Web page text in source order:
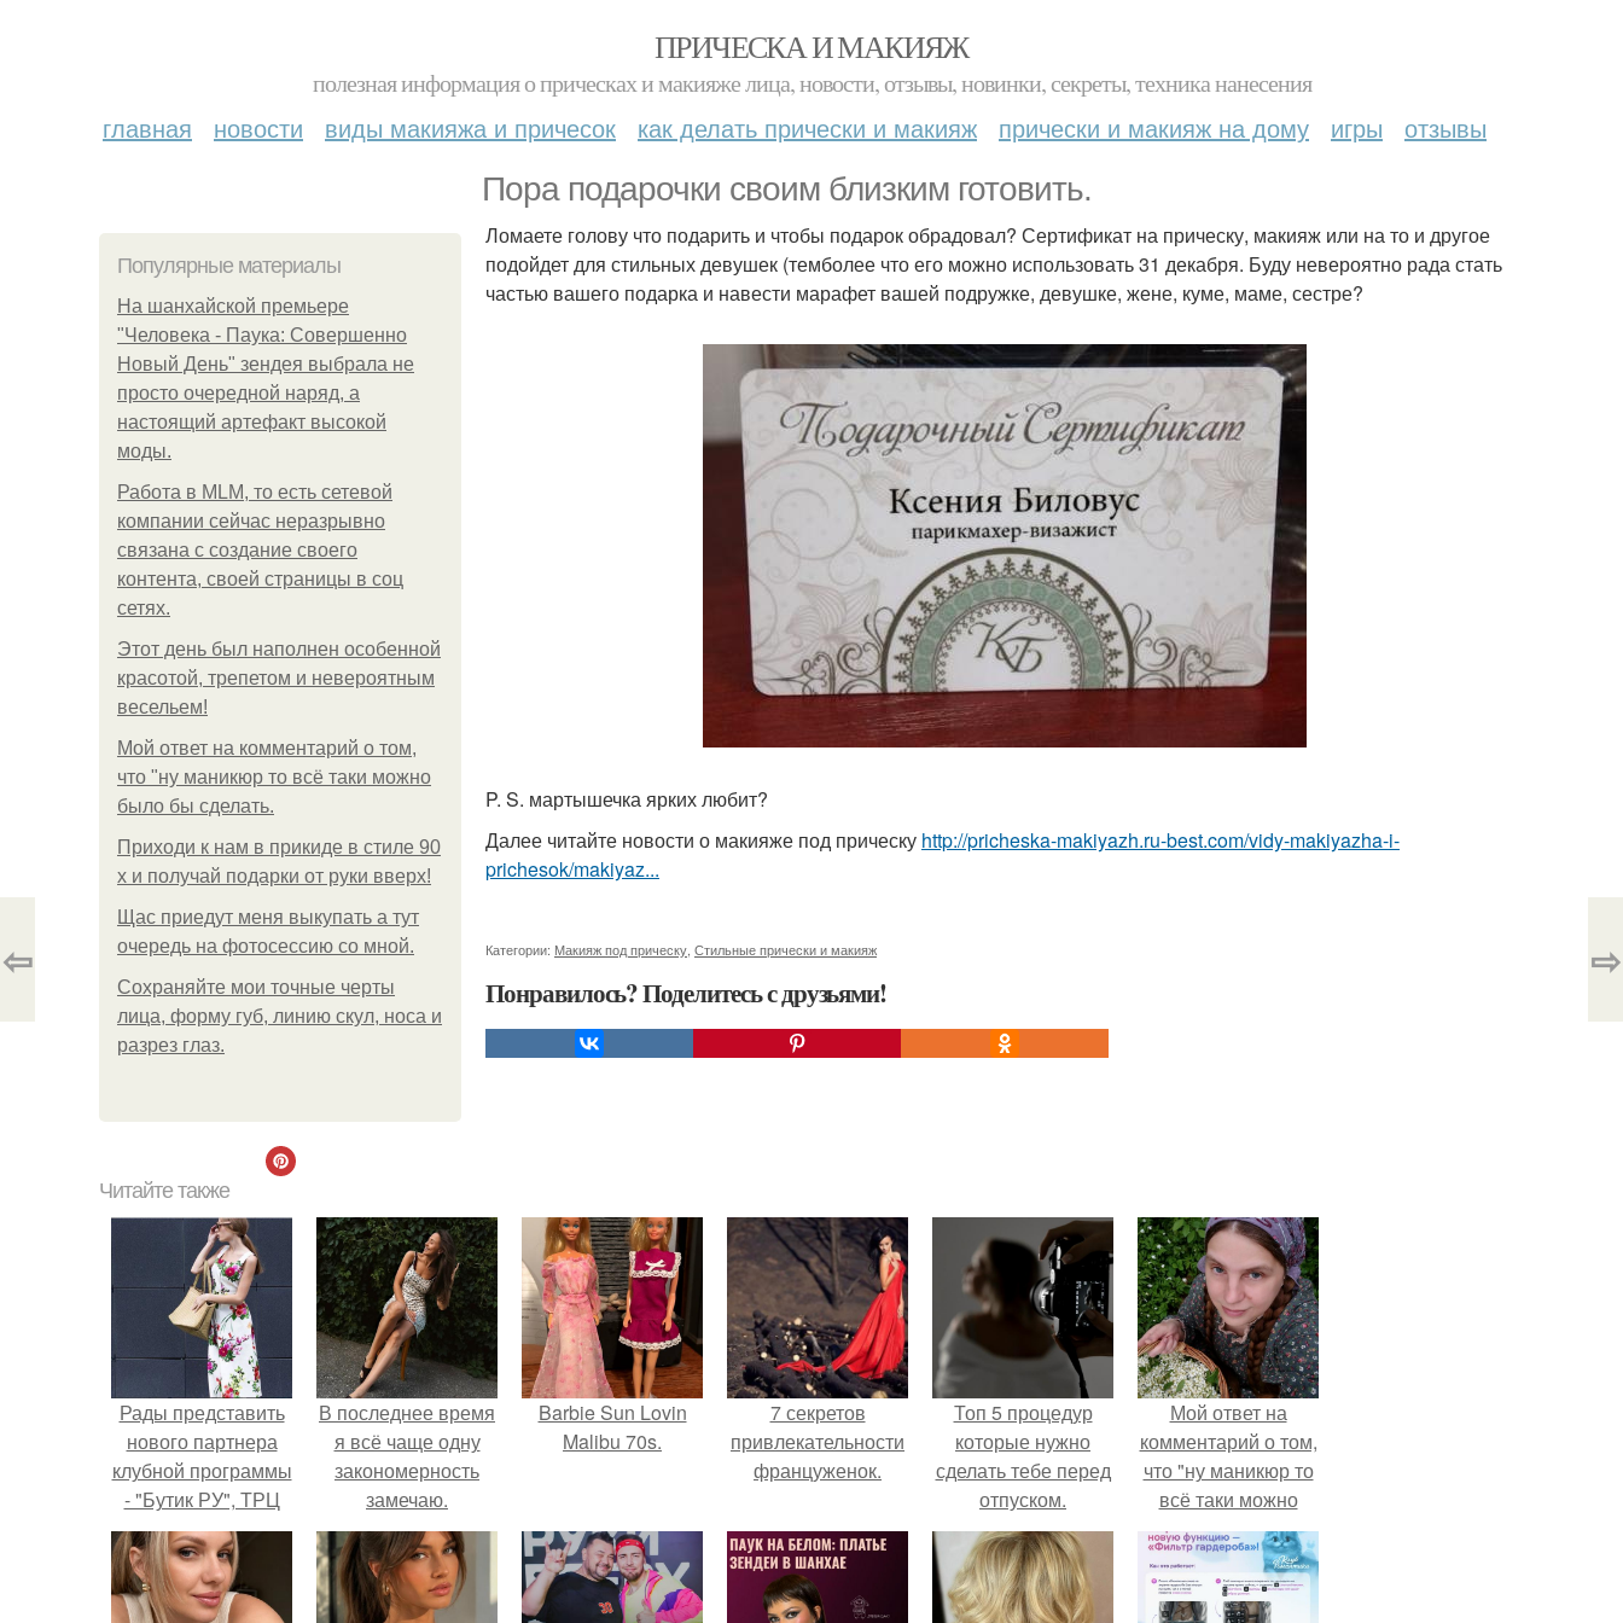
ПРИЧЕСКА И МАКИЯЖ
полезная информация о прическах и макияже лица, новости, отзывы, новинки, секреты, техника нанесения
главная новости виды макияжа и причесок как делать прически и макияж прически и макияж на дому игры отзывы
Пора подарочки своим близким готовить.
Популярные материалы
На шанхайской премьере
"Человека - Паука: Совершенно
Новый День" зендея выбрала не
просто очередной наряд, а
настоящий артефакт высокой
моды.
Работа в MLM, то есть сетевой
компании сейчас неразрывно
связана с создание своего
контента, своей страницы в соц
сетях.
Этот день был наполнен особенной
красотой, трепетом и невероятным
весельем!
Мой ответ на комментарий о том,
что "ну маникюр то всё таки можно
было бы сделать.
Приходи к нам в прикиде в стиле 90
х и получай подарки от руки вверх!
Щас приедут меня выкупать а тут
очередь на фотосессию со мной.
Сохраняйте мои точные черты
лица, форму губ, линию скул, носа и
разрез глаз.
Ломаете голову что подарить и чтобы подарок обрадовал? Сертификат на прическу, макияж или на то и другое
подойдет для стильных девушек (темболее что его можно использовать 31 декабря. Буду невероятно рада стать
частью вашего подарка и навести марафет вашей подружке, девушке, жене, куме, маме, сестре?
P. S. мартышечка ярких любит?
Далее читайте новости о макияже под прическу http://pricheska-makiyazh.ru-best.com/vidy-makiyazha-i-
prichesok/makiyaz...
Категории: Макияж под прическу Стильные прически и макияж
Понравилось? Поделитесь с друзьями!
⇦ ⇨
Читайте также
Рады представить
нового партнера
клубной программы
- "Бутик РУ", ТРЦ
Алатырь, ул.
Малышева, 5, 2
этаж.
В последнее время
я всё чаще одну
закономерность
замечаю.
Barbie Sun Lovin
Malibu 70s.
7 секретов
привлекательности
француженок.
Топ 5 процедур
которые нужно
сделать тебе перед
отпуском.
Мой ответ на
комментарий о том,
что "ну маникюр то
всё таки можно
было бы сделать.